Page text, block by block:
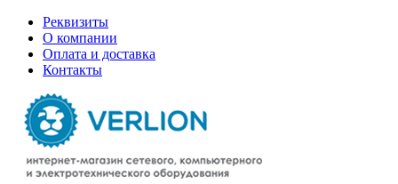
Реквизиты
О компании
Оплата и доставка
Контакты